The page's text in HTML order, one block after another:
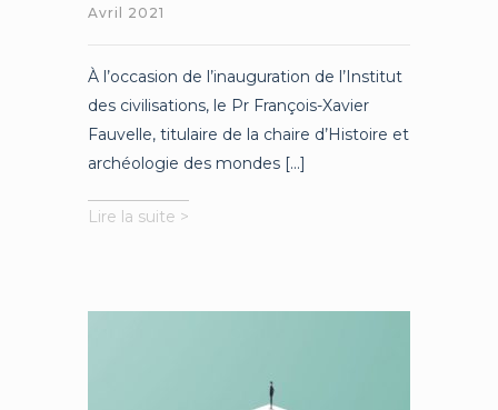
Avril 2021
À l’occasion de l’inauguration de l’Institut
des civilisations, le Pr François-Xavier
Fauvelle, titulaire de la chaire d’Histoire et
archéologie des mondes [...]
Lire la suite >
l’histoire